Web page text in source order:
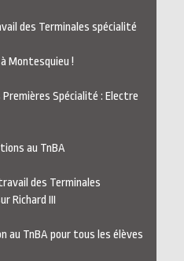
des Terminales spécialité
Montesquieu !
Spécialité : Electre
au TnBA
des Terminales
Richard III
au TnBA pour tous les élèves